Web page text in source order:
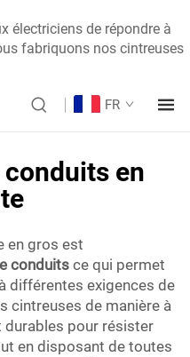
électriciens de répondre à
fabriquons nos cintreuses
FR
en
en gros est
conduits ce qui permet
différentes exigences de
cintreuses de manière à
pour résister
en disposant de toutes